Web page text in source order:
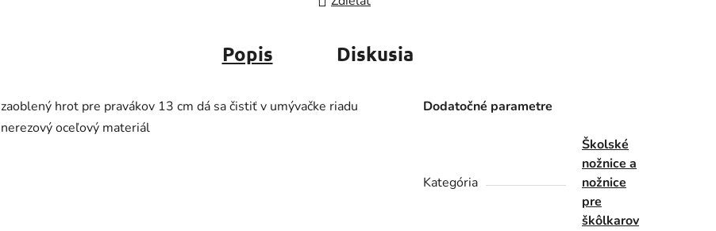
Popis Diskusia
zaoblený hrot pre pravákov 13 cm dá sa čistiť v umývačke riadu
nerezový oceľový materiál
Dodatočné parametre
Kategória
Školské
nožnice a
nožnice
pre
škôlkarov